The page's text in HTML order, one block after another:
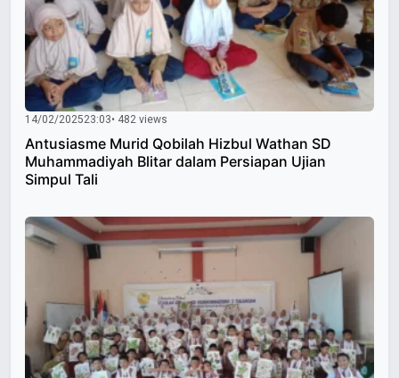
14/02/202523:03• 482 views
Antusiasme Murid Qobilah Hizbul Wathan SD
Muhammadiyah Blitar dalam Persiapan Ujian
Simpul Tali